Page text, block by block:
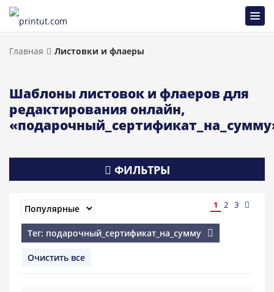
Главная Листовки и флаеры
Шаблоны листовок и флаеров для
редактирования онлайн,
ФИЛЬТРЫ
1 2 3
Тег: подарочный_сертификат_на_сумму
Очистить все